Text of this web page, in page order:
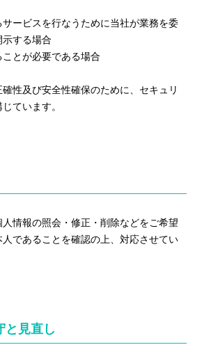
ービスを行なうために当社が業務を委
する場合
とが必要である場合
性及び安全性確保のために、セキュリ
ています。
情報の照会・修正・削除などをご希望
であることを確認の上、対応させてい
と見直し